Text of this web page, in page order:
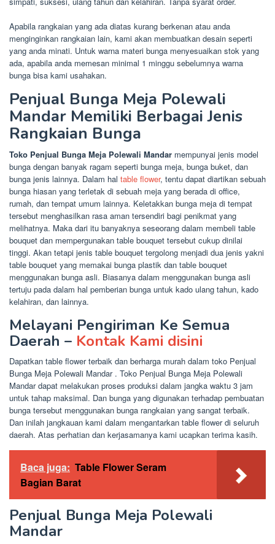
Apabila rangkaian yang ada diatas kurang berkenan atau anda
menginginkan rangkaian lain, kami akan membuatkan desain seperti
yang anda minati. Untuk warna materi bunga menyesuaikan stok yang
ada, apabila anda memesan minimal 1 minggu sebelumnya warna
bunga bisa kami usahakan.
Penjual Bunga Meja Polewali
Mandar Memiliki Berbagai Jenis
Rangkaian Bunga
Toko Penjual Bunga Meja Polewali Mandar mempunyai jenis model
bunga dengan banyak ragam seperti bunga meja, bunga buket, dan
bunga jenis lainnya. Dalam hal table flower, tentu dapat diartikan sebuah
bunga hiasan yang terletak di sebuah meja yang berada di office,
rumah, dan tempat umum lainnya. Keletakkan bunga meja di tempat
tersebut menghasilkan rasa aman tersendiri bagi penikmat yang
melihatnya. Maka dari itu banyaknya seseorang dalam membeli table
bouquet dan mempergunakan table bouquet tersebut cukup dinilai
tinggi. Akan tetapi jenis table bouquet tergolong menjadi dua jenis yakni
table bouquet yang memakai bunga plastik dan table bouquet
menggunakan bunga asli. Biasanya dalam menggunakan bunga asli
tertuju pada dalam hal pemberian bunga untuk kado ulang tahun, kado
kelahiran, dan lainnya.
Melayani Pengiriman Ke Semua
Daerah – Kontak Kami disini
Dapatkan table flower terbaik dan berharga murah dalam toko Penjual
Bunga Meja Polewali Mandar . Toko Penjual Bunga Meja Polewali
Mandar dapat melakukan proses produksi dalam jangka waktu 3 jam
untuk tahap maksimal. Dan bunga yang digunakan terhadap pembuatan
bunga tersebut menggunakan bunga rangkaian yang sangat terbaik.
Dan inilah jangkauan kami dalam mengantarkan table flower di seluruh
daerah. Atas perhatian dan kerjasamanya kami ucapkan terima kasih.
Baca juga: Table Flower Seram
Bagian Barat
Penjual Bunga Meja Polewali
Mandar